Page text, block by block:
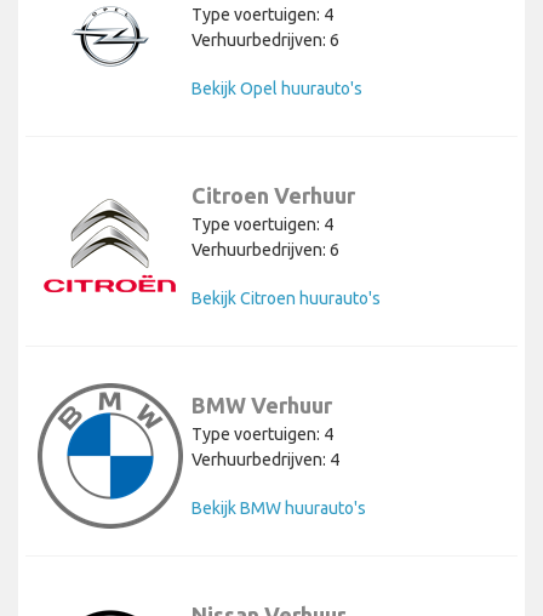
Type voertuigen: 4
Verhuurbedrijven: 6
Bekijk Opel huurauto's
Citroen Verhuur
Type voertuigen: 4
Verhuurbedrijven: 6
Bekijk Citroen huurauto's
BMW Verhuur
Type voertuigen: 4
Verhuurbedrijven: 4
Bekijk BMW huurauto's